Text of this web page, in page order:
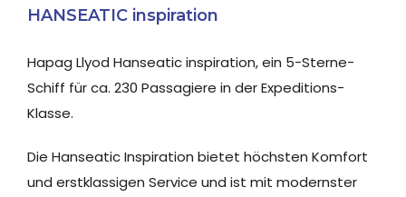
HANSEATIC inspiration
Hapag Llyod Hanseatic inspiration, ein 5-Sterne-
Schiff für ca. 230 Passagiere in der Expeditions-
Klasse.
Die Hanseatic Inspiration bietet höchsten Komfort
und erstklassigen Service und ist mit modernster